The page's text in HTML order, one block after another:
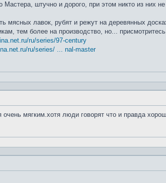
штучно и дорого, при этом никто из них
мясных лавок, рубят и режут на деревянных
тем более на производство, но...
ru/series/97-century
ru/series/ ... nal-master
очень мягким.хотя люди говорят что и правда